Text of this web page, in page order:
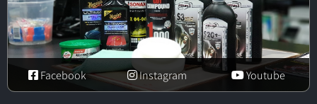
Youtube
Instagram
Facebook